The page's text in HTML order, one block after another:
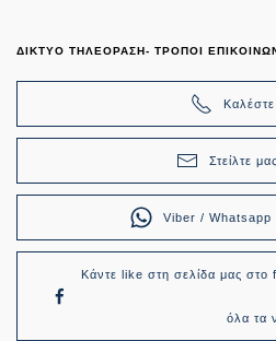
ΔΙΚΤΥΟ ΤΗΛΕΟΡΑΣΗ- ΤΡΟΠΟΙ
Στείλτε
Viber / Whatsapp
Κάντε like στη σελίδα μας στο
όλα τα